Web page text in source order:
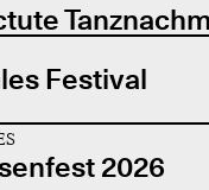
Festival
2026